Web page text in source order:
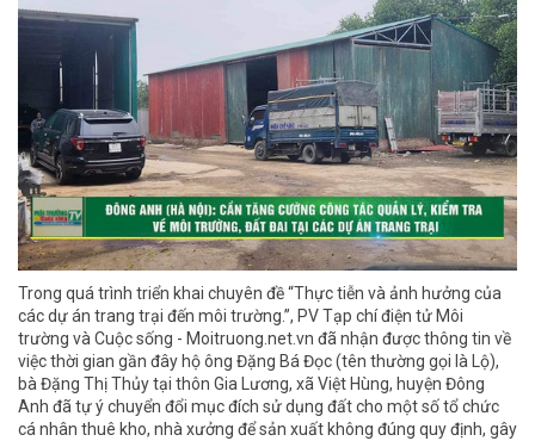
Trong quá trình triển khai chuyên đề “Thực tiễn và ảnh hưởng của
các dự án trang trại đến môi trường.”, PV Tạp chí điện tử Môi
trường và Cuộc sống - Moitruong.net.vn đã nhận được thông tin về
việc thời gian gần đây hộ ông Đặng Bá Đọc (tên thường gọi là Lộ),
bà Đặng Thị Thủy tại thôn Gia Lương, xã Việt Hùng, huyện Đông
Anh đã tự ý chuyển đổi mục đích sử dụng đất cho một số tổ chức
cá nhân thuê kho, nhà xưởng để sản xuất không đúng quy định, gây